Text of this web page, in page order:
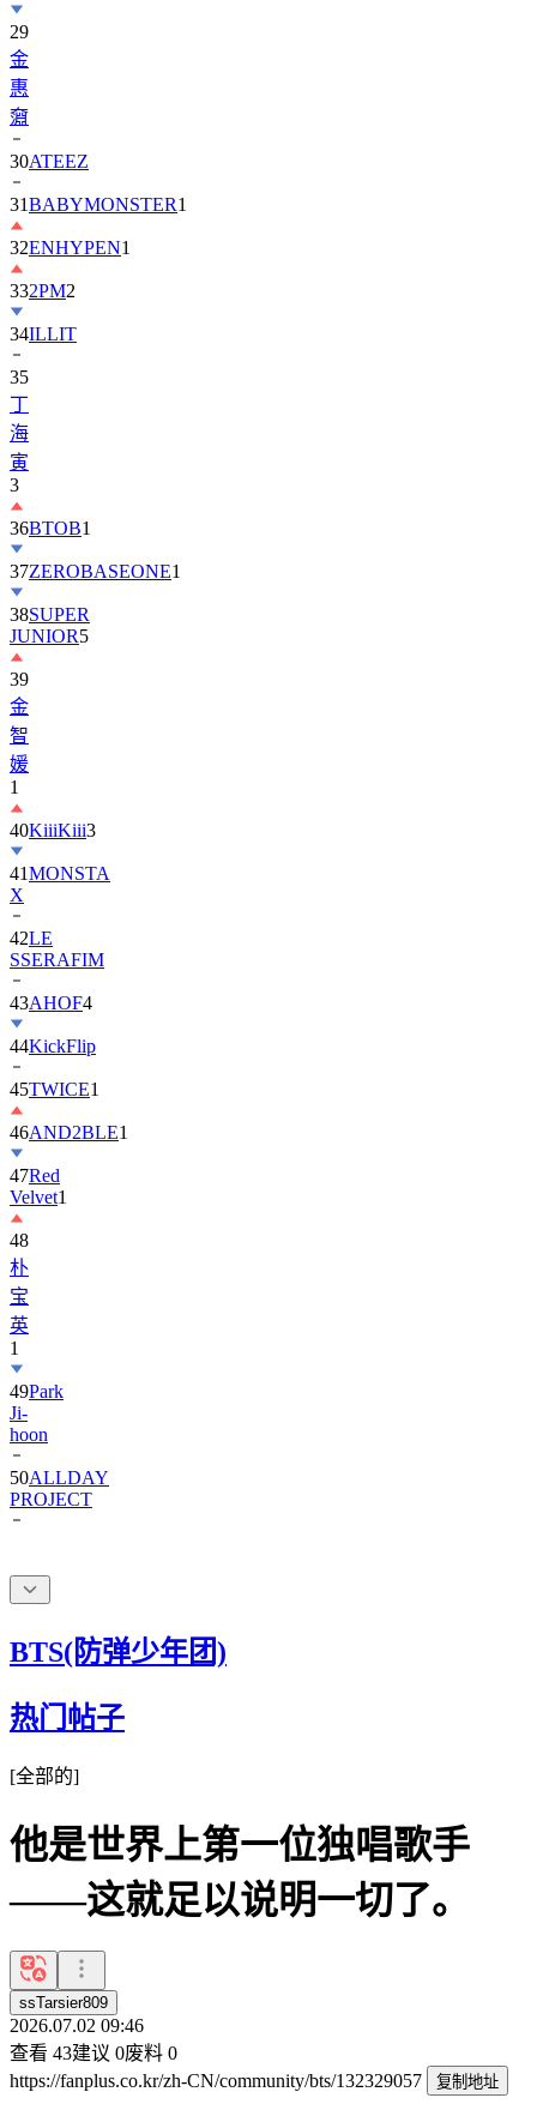
金
惠
奫
30
31BABYMONSTER
32ENHYPEN1
332PM2
34ILLIT
35
丁
海
寅
3
36
37ZEROBASEONE
38SUPER
JUNIOR
39
金
智
媛
1
40
41MONSTA
X
42
SSERAFIM
43AHOF4
44KickFlip
45TWICE1
46AND2BLE
47Red
Velvet
48
朴
宝
英
1
49
Ji-
hoon
50ALLDAY
PROJECT
BTS(防弹少年团)
热门帖子
[全部的]
他是世界上第一位独唱歌手
——这就足以说明一切了。
ssTarsier809
2026.07.02 09:46
查看 43建议 0废料 0
https://fanplus.co.kr/zh-CN/community/bts/132329057
复制地址